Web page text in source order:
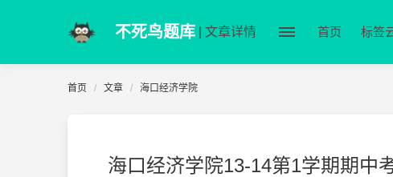
不死鸟题库 | 文章详情 首页 标签
首页 文章 海口经济学院
海口经济学院13-14第1学期期中